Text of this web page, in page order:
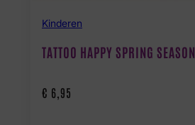
Kinderen
TATTOO HAPPY SPRING SEASON
€ 6,95